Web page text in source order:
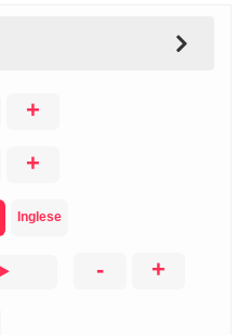
+
+
Inglese
- +